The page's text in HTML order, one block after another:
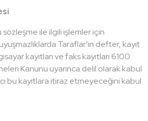
sözleşme ile ilgili işlemler için
Taraflar’ın defter, kayıt
kayıtları ve faks kayıtları 6100
Kanunu uyarınca delil olarak kabul
bu kayıtlara itiraz etmeyeceğini kabul